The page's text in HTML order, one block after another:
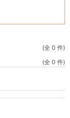
(全 0 件)
(全 0 件)